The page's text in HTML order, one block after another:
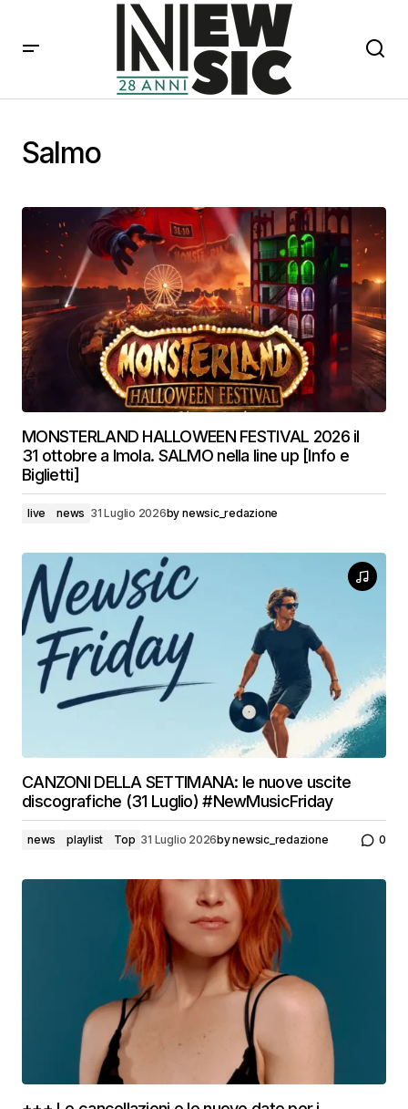
Salmo
MONSTERLAND HALLOWEEN FESTIVAL 2026 il
31 ottobre a Imola. SALMO nella line up [Info e
Biglietti]
live news 31 Luglio 2026by newsic_redazione
CANZONI DELLA SETTIMANA: le nuove uscite
discografiche (31 Luglio) #NewMusicFriday
news playlist Top 31 Luglio 2026bynewsic_redazione 0